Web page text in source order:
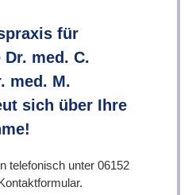
für
med. C.
med. M.
sich über Ihre
telefonisch unter 06152